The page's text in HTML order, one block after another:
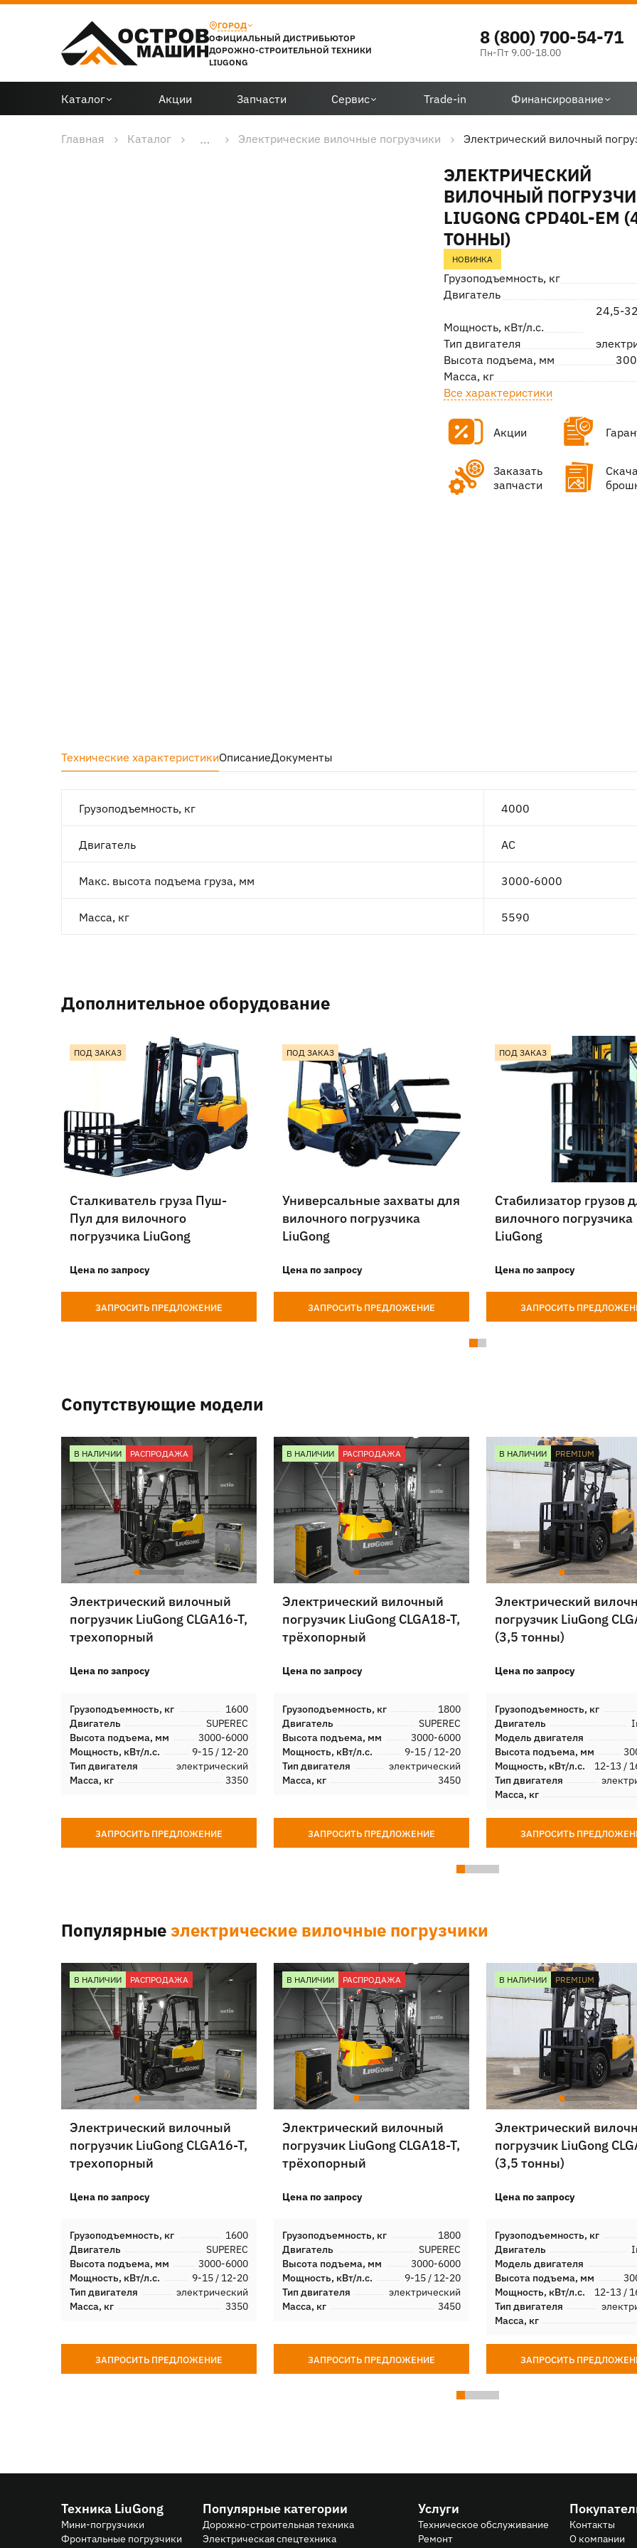
ГОРОД
ОФИЦИАЛЬНЫЙ ДИСТРИБЬЮТОР
ДОРОЖНО-СТРОИТЕЛЬНОЙ ТЕХНИКИ
LIUGONG
8 (800) 700-54-71
Пн-Пт 9.00-18.00
Каталог Акции Запчасти Сервис Trade-in Финансирование
Главная Каталог … Электрические вилочные погрузчики Электрический вилочный
ЭЛЕКТРИЧЕСКИЙ
ВИЛОЧНЫЙ
LIUGONG CPD40L-EM
ТОННЫ)
НОВИНКА
Грузоподъемность, кг
Двигатель
Мощность, кВт/л.с.
24,5-
Тип двигателя
Высота подъема, мм
Масса, кг
Все характеристики
Акции
Заказать
запчасти
Технические характеристикиОписаниеДокументы
Грузоподъемность, кг 4000
Двигатель AC
Макс. высота подъема груза, мм 3000-6000
Масса, кг 5590
Дополнительное оборудование
ПОД ЗАКАЗ
Сталкиватель груза Пуш-
Пул для вилочного
погрузчика LiuGong
Цена по запросу
ЗАПРОСИТЬ ПРЕДЛОЖЕНИЕ
ПОД ЗАКАЗ
Универсальные захваты для
вилочного погрузчика
LiuGong
Цена по запросу
ЗАПРОСИТЬ ПРЕДЛОЖЕНИЕ
ПОД ЗАКАЗ
Стабилизатор грузов
вилочного погрузчика
LiuGong
Цена по запросу
ЗАПРОСИТЬ
Сопутствующие модели
В НАЛИЧИИ РАСПРОДАЖА
Электрический вилочный
погрузчик LiuGong CLGA16-T,
трехопорный
Цена по запросу
Грузоподъемность, кг 1600
Двигатель SUPEREC
Высота подъема, мм 3000-6000
Мощность, кВт/л.с. 9-15 / 12-20
Тип двигателя электрический
Масса, кг 3350
ЗАПРОСИТЬ ПРЕДЛОЖЕНИЕ
В НАЛИЧИИ РАСПРОДАЖА
Электрический вилочный
погрузчик LiuGong CLGA18-T,
трёхопорный
Цена по запросу
Грузоподъемность, кг 1800
Двигатель SUPEREC
Высота подъема, мм 3000-6000
Мощность, кВт/л.с. 9-15 / 12-20
Тип двигателя электрический
Масса, кг 3450
ЗАПРОСИТЬ ПРЕДЛОЖЕНИЕ
В НАЛИЧИИ PREMIUM
Электрический
погрузчик LiuGong
(3,5 тонны)
Цена по запросу
Грузоподъемность, кг
Двигатель
Модель двигателя
Высота подъема, мм
Мощность, кВт/л.с. 12-13 /
Тип двигателя
Масса, кг
ЗАПРОСИТЬ
Популярныеэлектрические вилочные погрузчики
В НАЛИЧИИ РАСПРОДАЖА
Электрический вилочный
погрузчик LiuGong CLGA16-T,
трехопорный
Цена по запросу
Грузоподъемность, кг 1600
Двигатель SUPEREC
Высота подъема, мм 3000-6000
Мощность, кВт/л.с. 9-15 / 12-20
Тип двигателя электрический
Масса, кг 3350
ЗАПРОСИТЬ ПРЕДЛОЖЕНИЕ
В НАЛИЧИИ РАСПРОДАЖА
Электрический вилочный
погрузчик LiuGong CLGA18-T,
трёхопорный
Цена по запросу
Грузоподъемность, кг 1800
Двигатель SUPEREC
Высота подъема, мм 3000-6000
Мощность, кВт/л.с. 9-15 / 12-20
Тип двигателя электрический
Масса, кг 3450
ЗАПРОСИТЬ ПРЕДЛОЖЕНИЕ
В НАЛИЧИИ PREMIUM
Электрический
погрузчик LiuGong
(3,5 тонны)
Цена по запросу
Грузоподъемность, кг
Двигатель
Модель двигателя
Высота подъема, мм
Мощность, кВт/л.с. 12-13 /
Тип двигателя
Масса, кг
ЗАПРОСИТЬ
Техника LiuGong
Мини-погрузчики
Фронтальные погрузчики
Популярные категории
Дорожно-строительная техника
Электрическая спецтехника
Услуги
Техническое обслуживание
Ремонт
Контакты
О компании